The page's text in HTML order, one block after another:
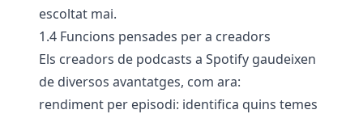
escoltat mai.
1.4 Funcions pensades per a creadors
Els creadors de podcasts a Spotify gaudeixen
de diversos avantatges, com ara:
rendiment per episodi: identifica quins temes